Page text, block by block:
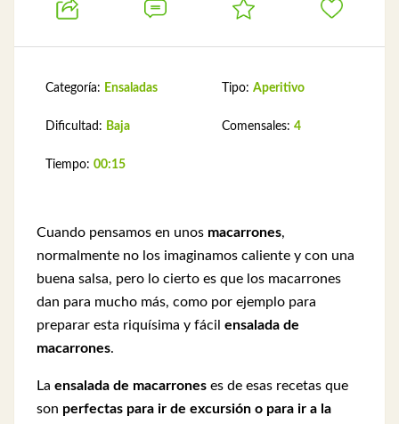
Categoría: Ensaladas
Dificultad: Baja
Tiempo: 00:15
Tipo: Aperitivo
Comensales: 4
Cuando pensamos en unos macarrones,
normalmente no los imaginamos caliente y con una
buena salsa, pero lo cierto es que los macarrones
dan para mucho más, como por ejemplo para
preparar esta riquísima y fácil ensalada de
macarrones.
La ensalada de macarrones es de esas recetas que
son perfectas para ir de excursión o para ir a la